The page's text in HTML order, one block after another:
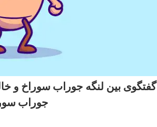
گفتگوی بین لنگه جوراب سوراخ و
جوراب